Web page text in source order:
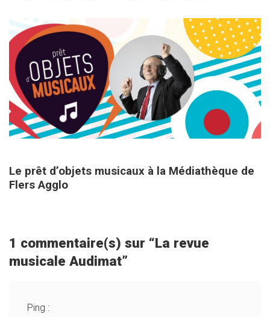
Le prêt d’objets musicaux à la Médiathèque de
Flers Agglo
1 commentaire(s) sur “La revue
musicale Audimat”
Ping :